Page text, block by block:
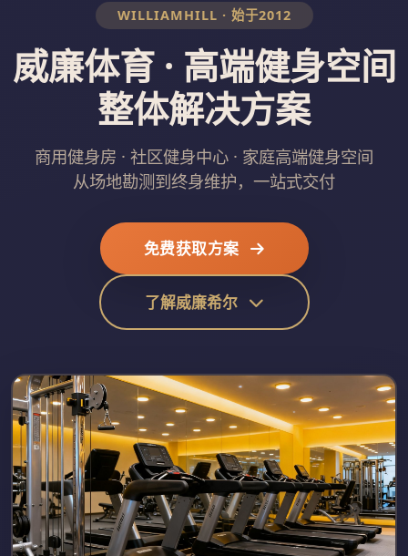
WILLIAMHILL · 始于2012
威廉体育 · 高端健身空间
整体解决方案
商用健身房 · 社区健身中心 · 家庭高端健身空间
从场地勘测到终身维护，一站式交付
免费获取方案
了解威廉希尔